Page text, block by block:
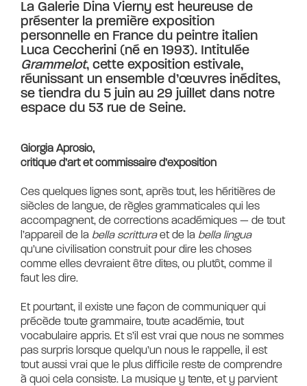
La Galerie Dina Vierny est heureuse de
présenter la première exposition
personnelle en France du peintre italien
Luca Ceccherini (né en 1993). Intitulée
Grammelot, cette exposition estivale,
réunissant un ensemble d’œuvres inédites,
se tiendra du 5 juin au 29 juillet dans notre
espace du 53 rue de Seine.
Giorgia Aprosio,
critique d’art et commissaire d’exposition
Ces quelques lignes sont, après tout, les héritières de
siècles de langue, de règles grammaticales qui les
accompagnent, de corrections académiques — de tout
l’appareil de la bella scritturaet de la bella lingua
qu’une civilisation construit pour dire les choses
comme elles devraient être dites, ou plutôt, comme il
faut les dire.
Et pourtant, il existe une façon de communiquer qui
précède toute grammaire, toute académie, tout
vocabulaire appris. Et s’il est vrai que nous ne sommes
pas surpris lorsque quelqu’un nous le rappelle, il est
tout aussi vrai que le plus difficile reste de comprendre
à quoi cela consiste. La musique y tente, et y parvient